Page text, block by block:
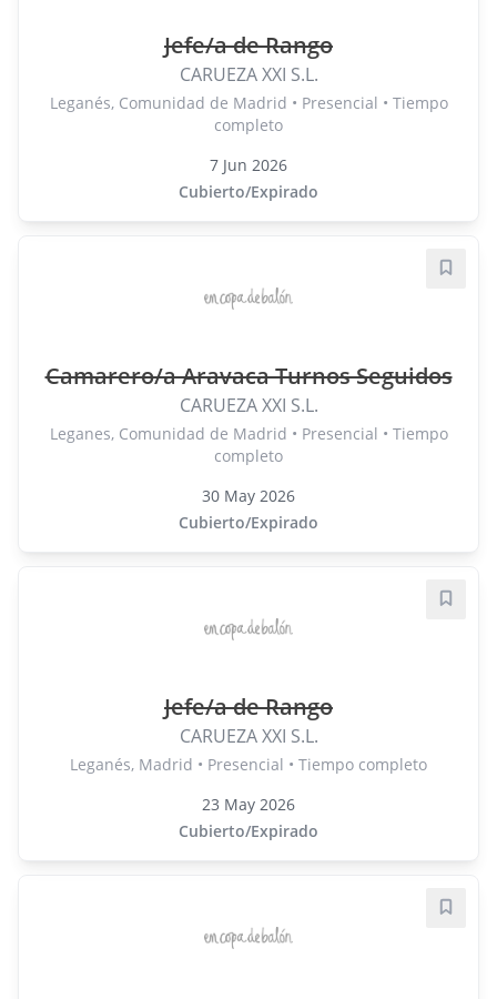
Jefe/a de Rango
CARUEZA XXI S.L.
Leganés, Comunidad de Madrid • Presencial • Tiempo
completo
7 Jun 2026
Cubierto/Expirado
Camarero/a Aravaca Turnos Seguidos
CARUEZA XXI S.L.
Leganes, Comunidad de Madrid • Presencial • Tiempo
completo
30 May 2026
Cubierto/Expirado
Jefe/a de Rango
CARUEZA XXI S.L.
Leganés, Madrid • Presencial • Tiempo completo
23 May 2026
Cubierto/Expirado